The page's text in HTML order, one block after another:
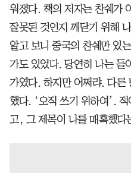
워졌다. 책의 저자는 찬쉐가
잘못된 것인지 깨닫기 위해
알고 보니 중국의 찬쉐만 있
가도 있었다. 당연히 나는 들
가였다. 하지만 어쩌랴. 다른
했다. ‘오직 쓰기 위하여’.
고, 그 제목이 나를 매혹했다